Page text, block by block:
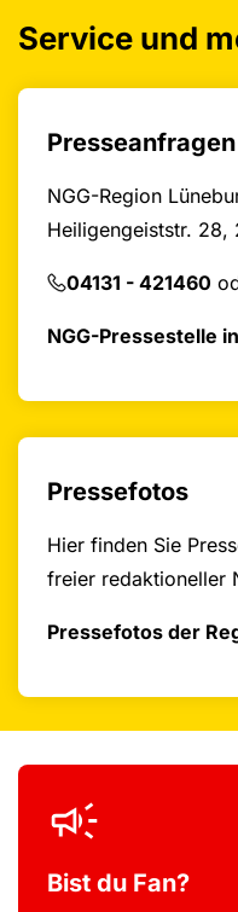
Service und
Presseanfragen
NGG-Region
Heiligengeiststr. 28,
04131 - 421460
NGG-Pressestelle
Pressefotos
Hier finden Sie
freier redaktioneller
Pressefotos der
Bist du Fan?